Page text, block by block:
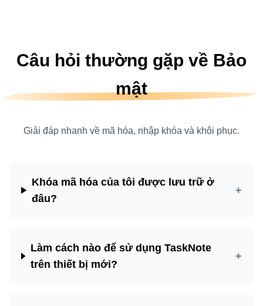
Câu hỏi thường gặp về Bảo
mật
Giải đáp nhanh về mã hóa, nhập khóa và khôi phục.
Khóa mã hóa của tôi được lưu trữ ở
đâu?
+
Làm cách nào để sử dụng TaskNote
trên thiết bị mới?
+